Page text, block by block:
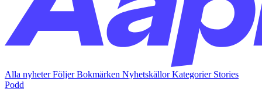
Alla nyheterFöljerBokmärken NyhetskällorKategorier Stories
Podd